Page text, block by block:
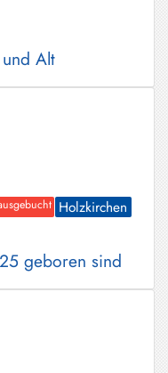
Alt
Holzkirchen
geboren sind